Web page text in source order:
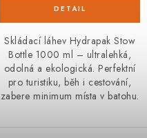
Skládací láhev Hydrapak Stow
Bottle 1000 ml – ultralehká,
odolná a ekologická. Perfektní
pro turistiku, běh i cestování,
zabere minimum místa v batohu.